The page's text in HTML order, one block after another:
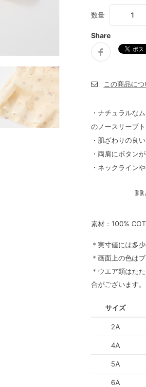
数量
Share
・ナチュラルな
のノースリーブト
・肌ざわりの良
・両肩にボタン
・ネックライン
素材：100%
＊実寸値には多
＊画面上の色は
＊ウエア類はた
合がございます。
サイズ
2A
4A
5A
6A